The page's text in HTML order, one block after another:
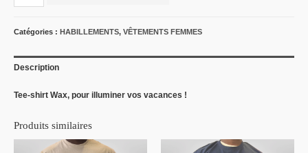
Catégories : HABILLEMENTS, VÊTEMENTS FEMMES
Description
Tee-shirt Wax, pour illuminer vos vacances !
Produits similaires